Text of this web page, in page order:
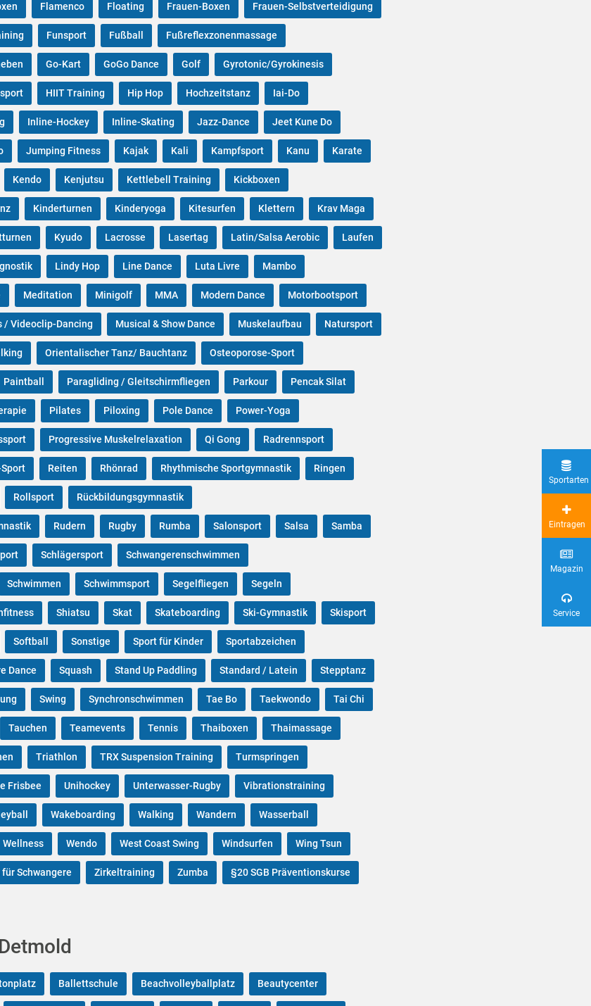
Flamenco Floating Frauen-Boxen Frauen-Selbstverteidigung
Funsport Fußball Fußreflexzonenmassage
Go-Kart GoGo Dance Golf Gyrotonic/Gyrokinesis
HIIT Training Hip Hop Hochzeitstanz Iai-Do
Inline-Hockey Inline-Skating Jazz-Dance Jeet Kune Do
Jumping Fitness Kajak Kali Kampfsport Kanu Karate
Kendo Kenjutsu Kettlebell Training Kickboxen
Kinderturnen Kinderyoga Kitesurfen Klettern Krav Maga
Kyudo Lacrosse Lasertag Latin/Salsa Aerobic Laufen
Lindy Hop Line Dance Luta Livre Mambo
Meditation Minigolf MMA Modern Dance Motorbootsport
/ Videoclip-Dancing Musical & Show Dance Muskelaufbau Natursport
Orientalischer Tanz/ Bauchtanz Osteoporose-Sport
Paintball Paragliding / Gleitschirmfliegen Parkour Pencak Silat
Pilates Piloxing Pole Dance Power-Yoga
Progressive Muskelrelaxation Qi Gong Radrennsport
Reiten Rhönrad Rhythmische Sportgymnastik Ringen
Rollsport Rückbildungsgymnastik
Rudern Rugby Rumba Salonsport Salsa Samba
Schlägersport Schwangerenschwimmen
Schwimmen Schwimmsport Segelfliegen Segeln
Shiatsu Skat Skateboarding Ski-Gymnastik Skisport
Softball Sonstige Sport für Kinder Sportabzeichen
Dance Squash Stand Up Paddling Standard / Latein Stepptanz
Swing Synchronschwimmen Tae Bo Taekwondo Tai Chi
Tauchen Teamevents Tennis Thaiboxen Thaimassage
Triathlon TRX Suspension Training Turmspringen
Frisbee Unihockey Unterwasser-Rugby Vibrationstraining
Wakeboarding Walking Wandern Wasserball
Wellness Wendo West Coast Swing Windsurfen Wing Tsun
für Schwangere Zirkeltraining Zumba §20 SGB Präventionskurse
Ballettschule Beachvolleyballplatz Beautycenter
Sportarten
Eintragen
Magazin
Service